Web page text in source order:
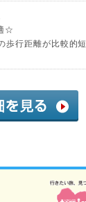
☆
歩行距離が比較的短